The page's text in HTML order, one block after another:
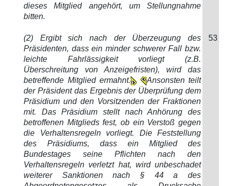
dieses Mitglied angehört, um Stellungnahme
bitten.
(2) Ergibt sich nach der Überzeugung des
Präsidenten, dass ein minder schwerer Fall bzw.
leichte Fahrlässigkeit vorliegt (z.B.
Überschreitung von Anzeigefristen), wird das
betreffende Mitglied ermahnt.
Ansonsten teilt
der Präsident das Ergebnis der Überprüfung dem
Präsidium und den Vorsitzenden der Fraktionen
mit. Das Präsidium stellt nach Anhörung des
betroffenen Mitglieds fest, ob ein Verstoß gegen
die Verhaltensregeln vorliegt. Die Feststellung
des Präsidiums, dass ein Mitglied des
Bundestages seine Pflichten nach den
Verhaltensregeln verletzt hat, wird unbeschadet
weiterer Sanktionen nach § 44 a des
53